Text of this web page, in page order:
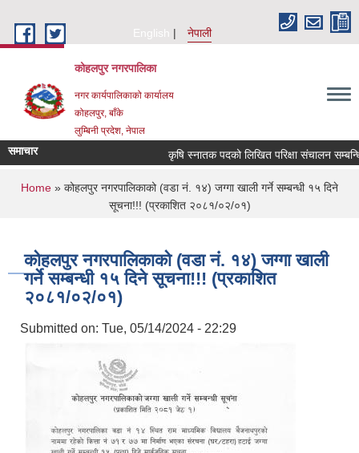
English
नेपाली
कोहलपुर नगरपालिका
नगर कार्यपालिकाको कार्यालय
कोहलपुर, बाँके
लुम्बिनी प्रदेश, नेपाल
समाचार कृषि स्नातक पदको लिखित परिक्षा संचालन
You are here
Home » कोहलपुर नगरपालिकाको (वडा नं. १४) जग्गा खाली गर्ने सम्बन्धी १५ दिने
सूचना!!! (प्रकाशित २०८१/०२/०१)
कोहलपुर नगरपालिकाको (वडा नं. १४) जग्गा खाली
गर्ने सम्बन्धी १५ दिने सूचना!!! (प्रकाशित
२०८१/०२/०१)
Submitted on: Tue, 05/14/2024 - 22:29